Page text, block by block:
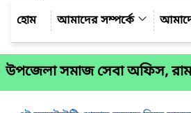
আমাদের সম্পর্কে
উপজেলা সমাজ সেবা অফিস,